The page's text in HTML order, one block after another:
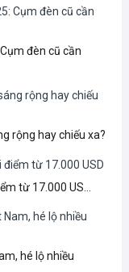
đèn cũ cần
rộng hay chiếu xa?
từ 17.000 US...
hé lộ nhiều